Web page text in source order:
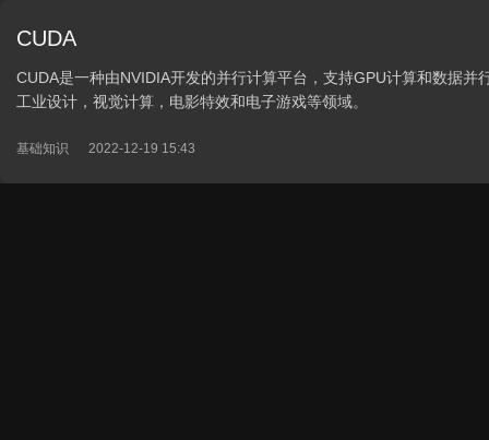
CUDA
CUDA是一种由NVIDIA开发的并行计算平台，支持GPU计算和数据
工业设计，视觉计算，电影特效和电子游戏等领域。
基础知识 2022-12-19 15:43